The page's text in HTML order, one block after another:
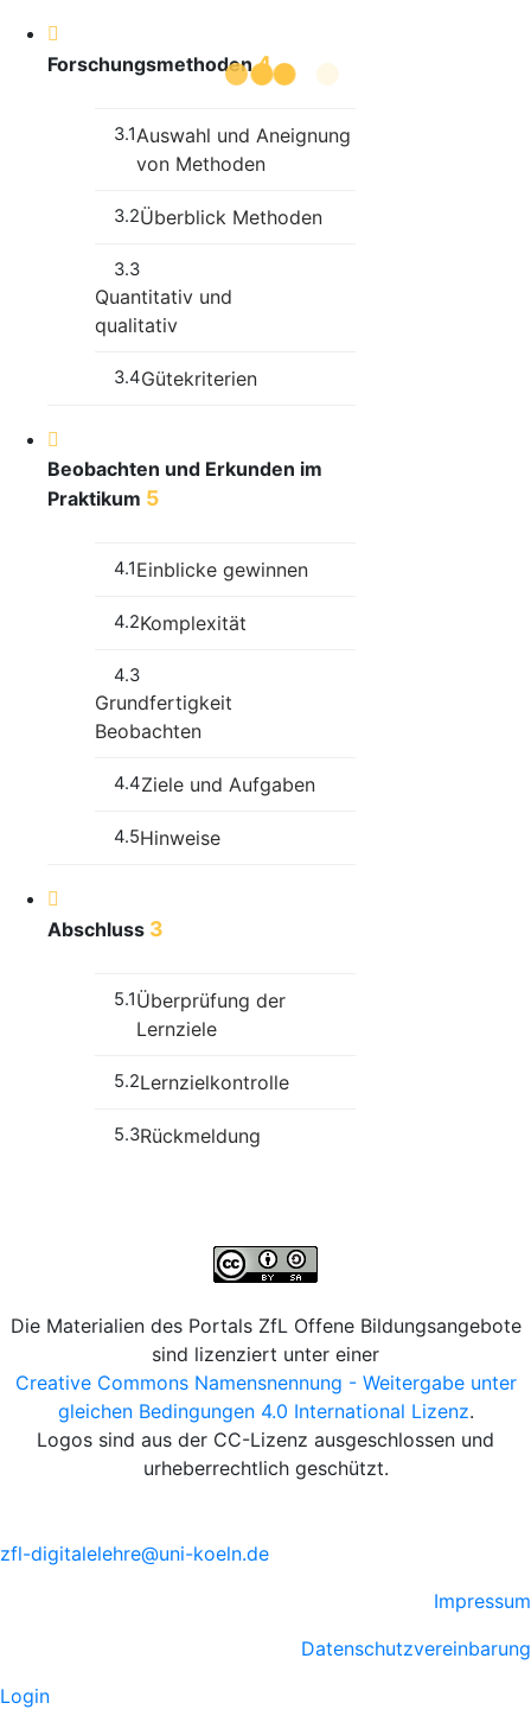
Forschungsmethoden4
3.1Auswahl und Aneignung
von Methoden
3.2Überblick Methoden
3.3
Quantitativ und
qualitativ
3.4Gütekriterien
Beobachten und Erkunden im
Praktikum 5
4.1Einblicke gewinnen
4.2Komplexität
4.3
Grundfertigkeit
Beobachten
4.4Ziele und Aufgaben
4.5Hinweise
Abschluss 3
5.1Überprüfung der
Lernziele
5.2Lernzielkontrolle
5.3Rückmeldung
Die Materialien des Portals ZfL Offene Bildungsangebote
sind lizenziert unter einer
Creative Commons Namensnennung - Weitergabe unter
gleichen Bedingungen 4.0 International Lizenz.
Logos sind aus der CC-Lizenz ausgeschlossen und
urheberrechtlich geschützt.
zfl-digitalelehre@uni-koeln.de
Impressum
Datenschutzvereinbarung
Login